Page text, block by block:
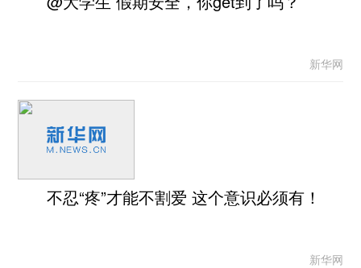
新华网
不忍“疼”才能不割爱 这个意识必须有！
新华网